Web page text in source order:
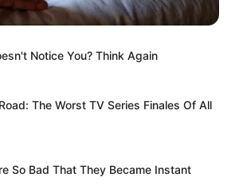
วงชะตา ประจำเดือนกรกฎาคม 2562 โดย
Notice You? Think Again
The Worst TV Series Finales Of All
So Bad That They Became Instant